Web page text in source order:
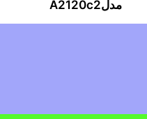
مدلA2120c2